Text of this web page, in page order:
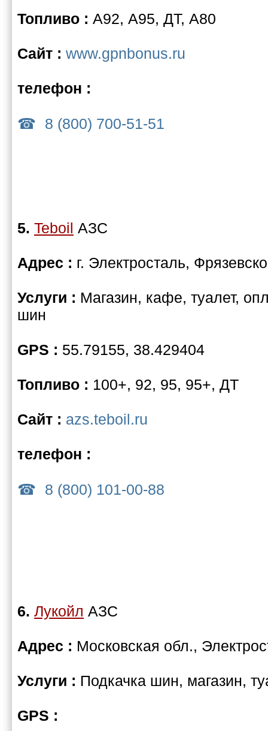
Топливо : А92, А95, ДТ, А80
Сайт : www.gpnbonus.ru
телефон :
8 (800) 700-51-51
5. Teboil АЗС
Адрес : г. Электросталь,
Услуги : Магазин, кафе, туалет,
шин
GPS : 55.79155, 38.429404
Топливо : 100+, 92, 95, 95+, ДТ
Сайт : azs.teboil.ru
телефон :
8 (800) 101-00-88
6. Лукойл АЗС
Адрес : Московская обл.,
Услуги : Подкачка шин, магазин,
GPS :